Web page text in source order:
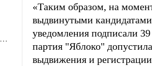
«Таким образом, на
выдвинутыми кандидатами
уведомления подписали
партия "Яблоко"
выдвижения и